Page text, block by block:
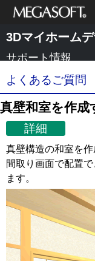
メガソフト株式
会社
3Dマイホーム
サポート情報
よくあるご質問
真壁和室を作成
詳細
真壁構造の和室を作
間取り画面で配置
ます。